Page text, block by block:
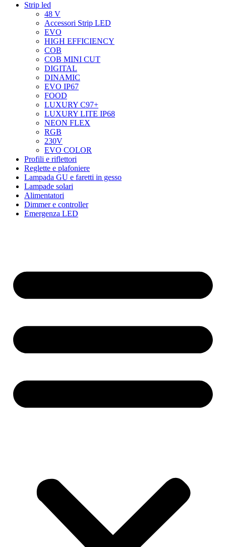
Strip led
48 V
Accessori Strip LED
EVO
HIGH EFFICIENCY
COB
COB MINI CUT
DIGITAL
DINAMIC
EVO IP67
FOOD
LUXURY C97+
LUXURY LITE IP68
NEON FLEX
RGB
230V
EVO COLOR
Profili e riflettori
Reglette e plafoniere
Lampada GU e faretti in gesso
Lampade solari
Alimentatori
Dimmer e controller
Emergenza LED